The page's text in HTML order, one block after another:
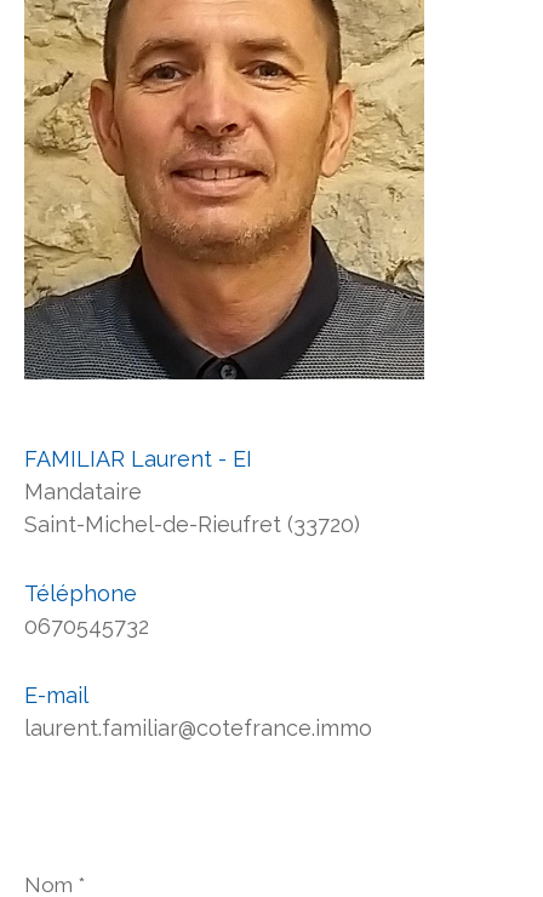
FAMILIAR Laurent - EI
Mandataire
Saint-Michel-de-Rieufret (33720)
Téléphone
0670545732
E-mail
laurent.familiar@cotefrance.immo
*